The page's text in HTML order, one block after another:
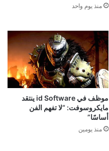
منذ يوم واحد
موظف في id Software ينتقد
مايكروسوفت: “لا تفهم الفن
أساسًا”
منذ يومين